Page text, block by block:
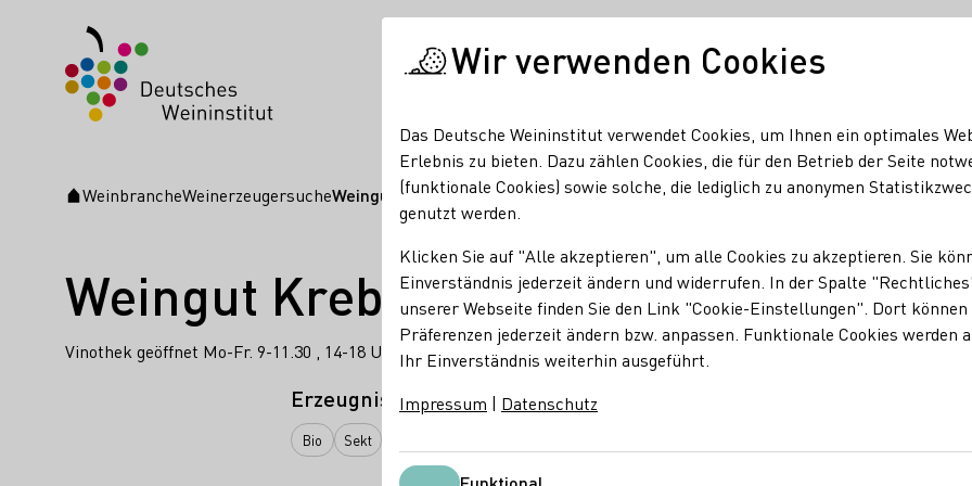
Startseite
WeinbrancheWeinerzeugersucheWeingut Krebs-Grode
Weingut Krebs-Grode
Vinothek geöffnet Mo-Fr. 9-11.30 , 14-18 Uhr oder nach Vereinbarung klimatisierte Gästezimmer
Erzeugnisse
Bio Sekt
Wir verwenden Cookies
Das Deutsche Weininstitut verwendet Cookies, um Ihnen ein optimales
Erlebnis zu bieten. Dazu zählen Cookies, die für den Betrieb der Seite
(funktionale Cookies) sowie solche, die lediglich zu anonymen
genutzt werden.
Klicken Sie auf "Alle akzeptieren", um alle Cookies zu akzeptieren. Sie
Einverständnis jederzeit ändern und widerrufen. In der Spalte
unserer Webseite finden Sie den Link "Cookie-Einstellungen". Dort können
Präferenzen jederzeit ändern bzw. anpassen. Funktionale Cookies werden
Ihr Einverständnis weiterhin ausgeführt.
Impressum | Datenschutz